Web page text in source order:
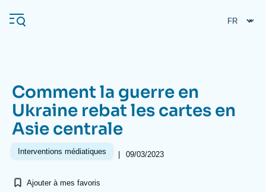
au
contenu
Navigation
principale
L'Ifri
À propos de l'Ifri
Comment la guerre en
Ukraine rebat les cartes en
Asie centrale
Interventions médiatiques | 09/03/2023
Ajouter à mes favoris